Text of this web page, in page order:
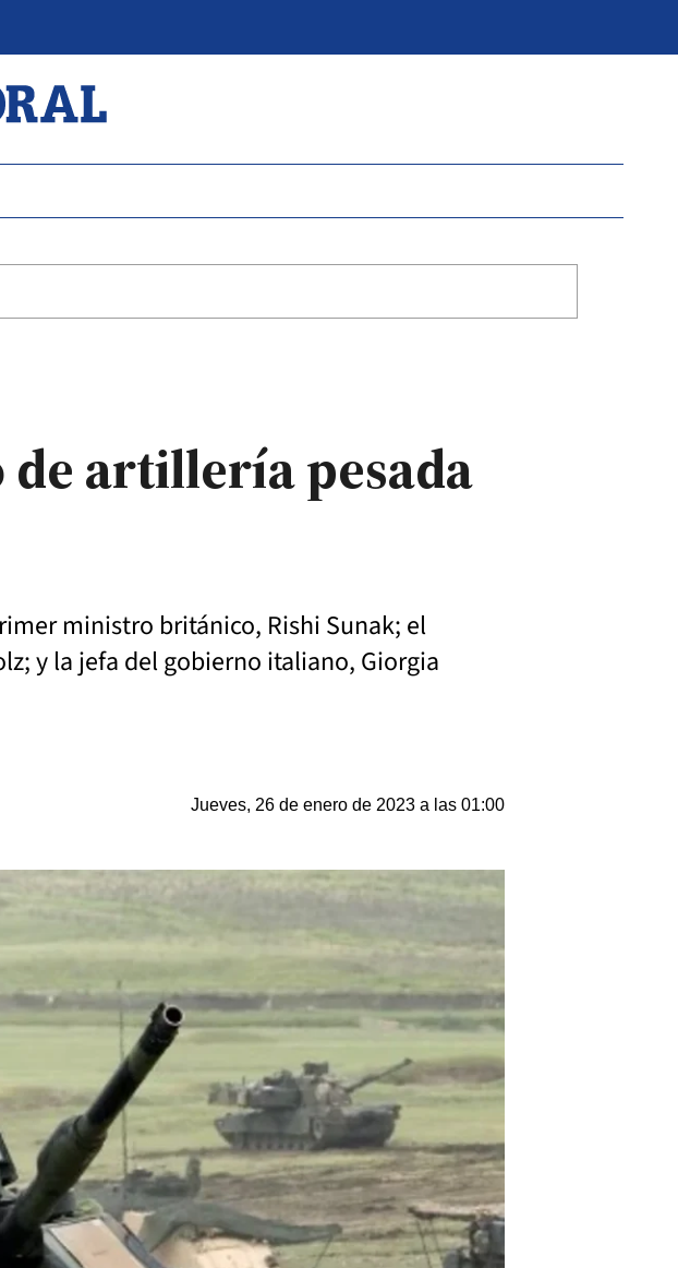
de artillería pesada
ministro británico, Rishi Sunak; el
y la jefa del gobierno italiano, Giorgia
Jueves, 26 de enero de 2023 a las 01:00